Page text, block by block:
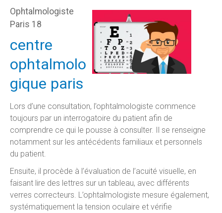
Ophtalmologiste
Paris 18
centre
ophtalmolo
gique paris
Lors d’une consultation, l’ophtalmologiste commence
toujours par un interrogatoire du patient afin de
comprendre ce qui le pousse à consulter. Il se renseigne
notamment sur les antécédents familiaux et personnels
du patient.
Ensuite, il procède à l’évaluation de l’acuité visuelle, en
faisant lire des lettres sur un tableau, avec différents
verres correcteurs. L’ophtalmologiste mesure également,
systématiquement la tension oculaire et vérifie